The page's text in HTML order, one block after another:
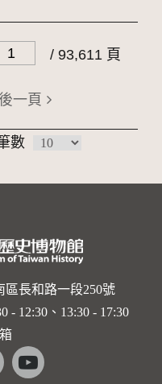
/ 93,611 頁
一頁
數
區長和路一段250號
- 12:30、13:30 - 17:30
instagramyoutube